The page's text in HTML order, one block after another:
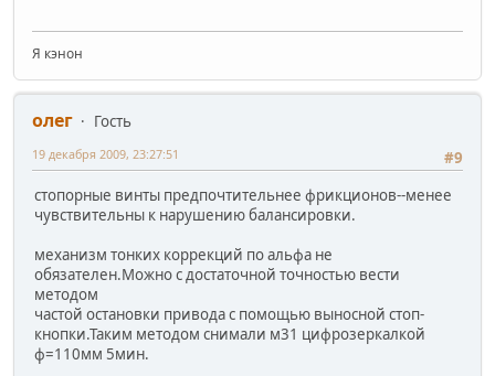
Я кэнон
олег
Гость
#9
19 декабря 2009, 23:27:51
стопорные винты предпочтительнее фрикционов--менее
чувствительны к нарушению балансировки.
механизм тонких коррекций по альфа не
обязателен.Можно с достаточной точностью вести
методом
частой остановки привода с помощью выносной стоп-
кнопки.Таким методом снимали м31 цифрозеркалкой
ф=110мм 5мин.